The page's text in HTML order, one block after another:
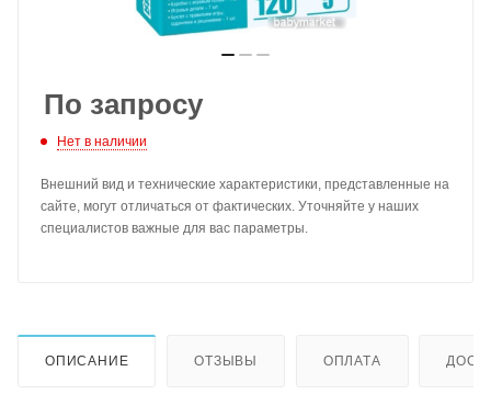
По запросу
Нет в наличии
Внешний вид и технические характеристики, представленные на
сайте, могут отличаться от фактических. Уточняйте у наших
специалистов важные для вас параметры.
ОПИСАНИЕ ОТЗЫВЫ ОПЛАТА